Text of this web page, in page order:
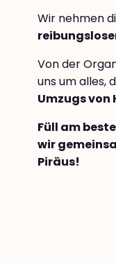
Wir nehmen
Von der
uns um alles,
Umzugs von
Füll am
wir
Piräus!